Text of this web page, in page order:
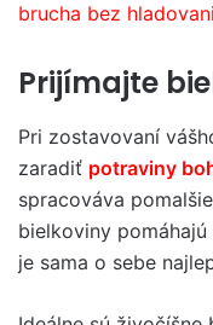
brucha bez
Prijímajte
Pri zostavovaní
zaradiť potraviny
spracováva
bielkoviny
je sama o sebe